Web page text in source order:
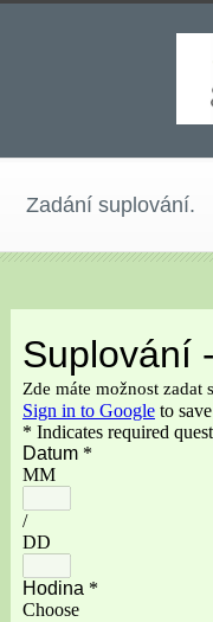
Zadání suplování.